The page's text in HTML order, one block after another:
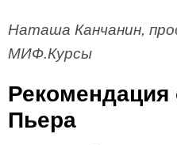
Наташа Канчанин,
МИФ.Курсы
Рекомендация
Пьера